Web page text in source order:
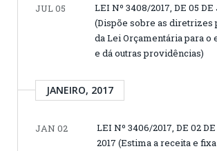
JUL 05
LEI Nº 3408/2017, DE 05 DE
(Dispõe sobre as diretrizes
da Lei Orçamentária para o
e dá outras providências)
JANEIRO, 2017
JAN 02
LEI Nº 3406/2017, DE 02
2017 (Estima a receita e